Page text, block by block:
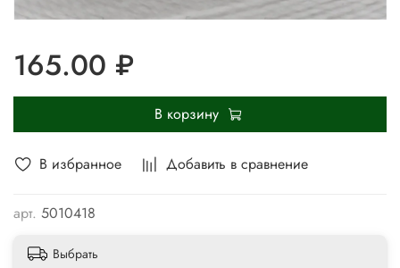
В избранное Добавить в сравнение
арт. 5010418
165.00 ₽
В корзину
Выбрать